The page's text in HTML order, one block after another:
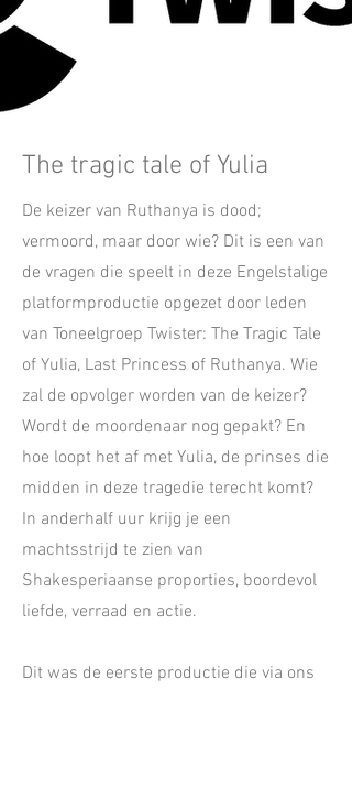
The tragic tale of Yulia
De keizer van Ruthanya is dood;
vermoord, maar door wie? Dit is een van
de vragen die speelt in deze Engelstalige
platformproductie opgezet door leden
van Toneelgroep Twister: The Tragic Tale
of Yulia, Last Princess of Ruthanya. Wie
zal de opvolger worden van de keizer?
Wordt de moordenaar nog gepakt? En
hoe loopt het af met Yulia, de prinses die
midden in deze tragedie terecht komt?
In anderhalf uur krijg je een
machtsstrijd te zien van
Shakesperiaanse proporties, boordevol
liefde, verraad en actie.
Dit was de eerste productie die via ons